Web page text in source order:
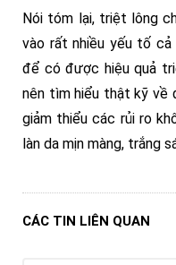
Nói tóm lại, triệt lông
vào rất nhiều yếu tố cả
để có được hiệu quả
nên tìm hiểu thật kỹ về
giảm thiểu các rủi ro
làn da mịn màng, trắng
CÁC TIN LIÊN QUAN